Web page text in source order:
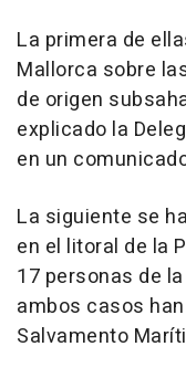
La primera de
Mallorca sobre
de origen
explicado la
en un
La siguiente se
en el litoral de la
17 personas de
ambos casos
Salvamento